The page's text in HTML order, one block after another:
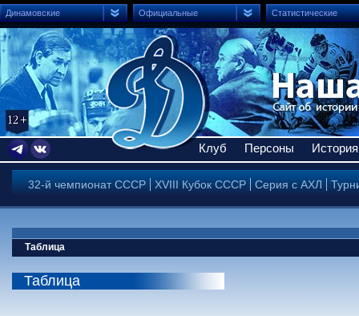
Динамовские Официальные Статистические
Клуб Персоны История
32-й чемпионат СССР XVIII Кубок СССР Серия с АХЛ
Таблица
Таблица